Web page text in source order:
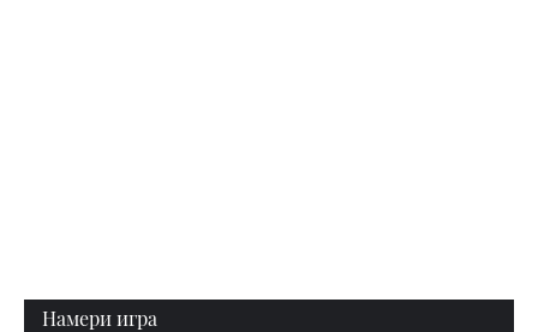
Намери игра